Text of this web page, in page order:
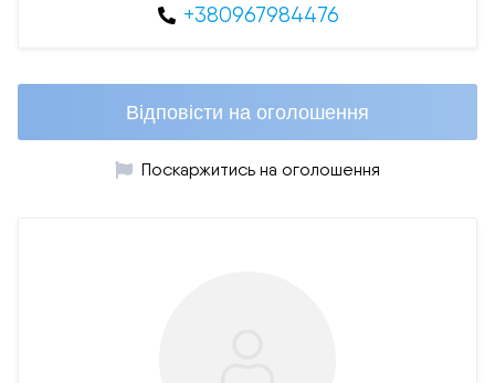
+380967984476
Відповісти на оголошення
Поскаржитись на оголошення